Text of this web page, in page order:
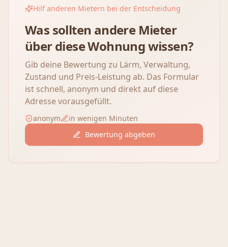
Hilf anderen Mietern bei der Entscheidung
Was sollten andere Mieter
über diese Wohnung wissen?
Gib deine Bewertung zu Lärm, Verwaltung,
Zustand und Preis-Leistung ab. Das Formular
ist schnell, anonym und direkt auf diese
Adresse vorausgefüllt.
anonym
in wenigen Minuten
Bewertung abgeben